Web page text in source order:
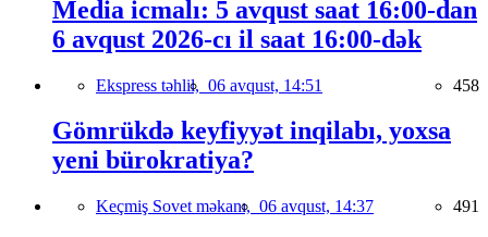
Media icmalı: 5 avqust saat 16:00-dan
6 avqust 2026-cı il saat 16:00-dək
Ekspress təhlil, 06 avqust, 14:51 458
Gömrükdə keyfiyyət inqilabı, yoxsa
yeni bürokratiya?
Keçmiş Sovet məkanı, 06 avqust, 14:37 491